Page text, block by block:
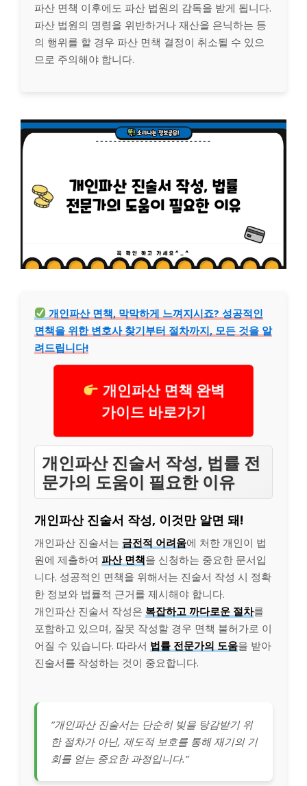
파산 면책 이후에도 파산 법원의 감독을 받게 됩니다.
파산 법원의 명령을 위반하거나 재산을 은닉하는 등
의 행위를 할 경우 파산 면책 결정이 취소될 수 있으
므로 주의해야 합니다.
개인파산 면책, 막막하게 느껴지시죠? 성공적인
면책을 위한 변호사 찾기부터 절차까지, 모든 것을 알
려드립니다!
개인파산 면책 완벽
가이드 바로가기
개인파산 진술서 작성, 법률 전
문가의 도움이 필요한 이유
개인파산 진술서 작성, 이것만 알면 돼!
개인파산 진술서는 금전적 어려움에 처한 개인이 법
원에 제출하여 파산 면책을 신청하는 중요한 문서입
니다. 성공적인 면책을 위해서는 진술서 작성 시 정확
한 정보와 법률적 근거를 제시해야 합니다.
개인파산 진술서 작성은 복잡하고 까다로운 절차를
포함하고 있으며, 잘못 작성할 경우 면책 불허가로 이
어질 수 있습니다. 따라서 법률 전문가의 도움을 받아
진술서를 작성하는 것이 중요합니다.
“개인파산 진술서는 단순히 빚을 탕감받기 위
한 절차가 아닌, 제도적 보호를 통해 재기의 기
회를 얻는 중요한 과정입니다.”